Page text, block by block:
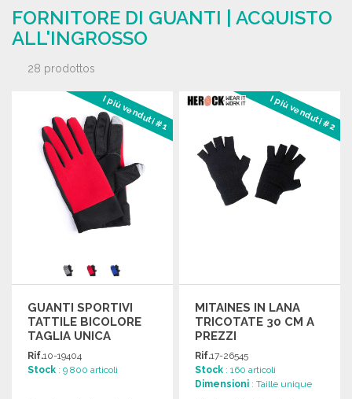
FORNITORE DI GUANTI | ACQUISTO
ALL'INGROSSO
28 prodottos
I più venduti #1
GUANTI SPORTIVI
TATTILE BICOLORE
TAGLIA UNICA
Rif.10-19404
Stock : 9 800 articoli
I più venduti #2
MITAINES IN LANA
TRICOTATE 30 CM A
PREZZI
ALL'INGROSSO
Rif.17-26545
Stock : 160 articoli
Dimensioni : Taille unique